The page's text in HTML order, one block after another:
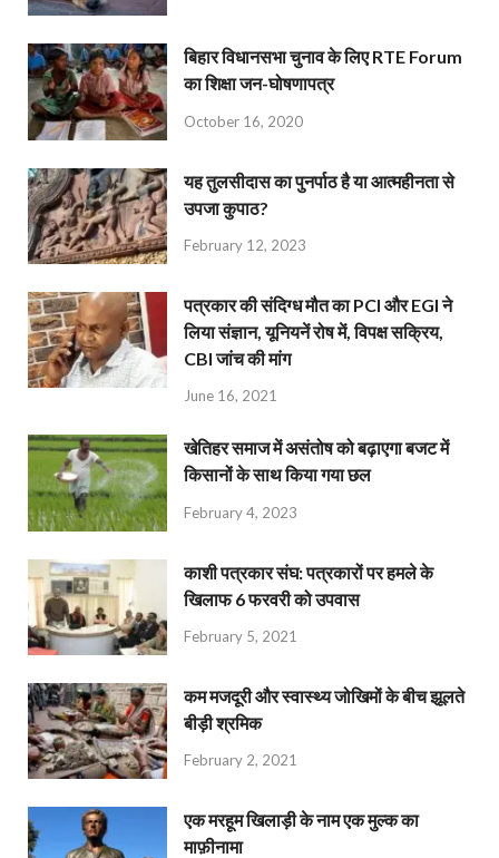
बिहार विधानसभा चुनाव के लिए RTE Forum
का शिक्षा जन-घोषणापत्र
October 16, 2020
यह तुलसीदास का पुनर्पाठ है या आत्महीनता से
उपजा कुपाठ?
February 12, 2023
पत्रकार की संदिग्ध मौत का PCI और EGI ने
लिया संज्ञान, यूनियनें रोष में, विपक्ष सक्रिय,
CBI जांच की मांग
June 16, 2021
खेतिहर समाज में असंतोष को बढ़ाएगा बजट में
किसानों के साथ किया गया छल
February 4, 2023
काशी पत्रकार संघ: पत्रकारों पर हमले के
खिलाफ 6 फरवरी को उपवास
February 5, 2021
कम मजदूरी और स्वास्थ्य जोखिमों के बीच झूलते
बीड़ी श्रमिक
February 2, 2021
एक मरहूम खिलाड़ी के नाम एक मुल्क का
माफ़ीनामा